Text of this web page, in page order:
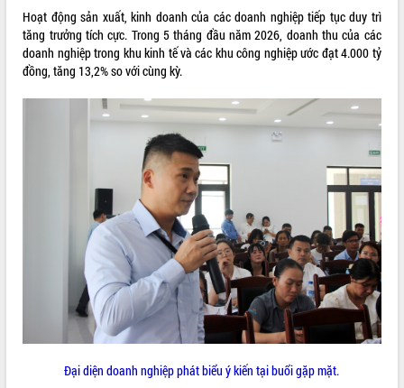
VIDEO
Loading the player...
Khám bệnh, cấp phát thuốc miễn phí
và tặng quà người dân xã Cư Pui
Hội nghị UBND tỉnh Đắk Lắk thường kỳ
Lễ truy tặng danh hiệu “Bà Mẹ Việt
Nam Anh hùng” và trao Huân chương
UBND tỉnh Đắk Lắk triển khai nhiệm
vụ 6 tháng cuối năm 2026
Kỳ họp thứ Hai, Hội đồng nhân dân
quan trọng
Hoạt động sản xuất, kinh doanh của các doanh nghiệp tiếp tục duy trì
tăng trưởng tích cực. Trong 5 tháng đầu năm 2026, doanh thu của các
doanh nghiệp trong khu kinh tế và các khu công nghiệp ước đạt 4.000 tỷ
đồng, tăng 13,2% so với cùng kỳ.
Đại diện doanh nghiệp phát biểu ý kiến tại buổi gặp mặt.